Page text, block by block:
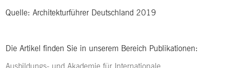
Quelle: Architekturführer Deutschland 2019
Die Artikel finden Sie in unserem Bereich Publikationen:
Ausbildungs- und Akademie für Internationale